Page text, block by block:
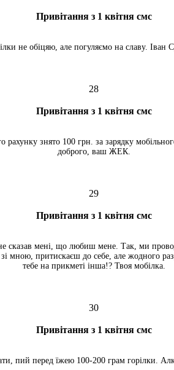
Привітання з 1 квітня смс
не обіцяю, але погуляємо на славу. Іван
28
Привітання з 1 квітня смс
знято 100 грн. за зарядку
доброго, ваш ЖЕК.
29
Привітання з 1 квітня смс
сказав мені, що любиш мене. Так, ми
зі мною, притискаєш до себе, але жодного
тебе на прикметі інша!? Твоя мобілка.
30
Привітання з 1 квітня смс
пий перед їжею 100-200 грам горілки.